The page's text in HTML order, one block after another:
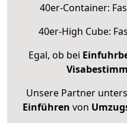
40er-Container:
40er-High Cube:
Egal, ob bei
Unsere Partner
Einführen von